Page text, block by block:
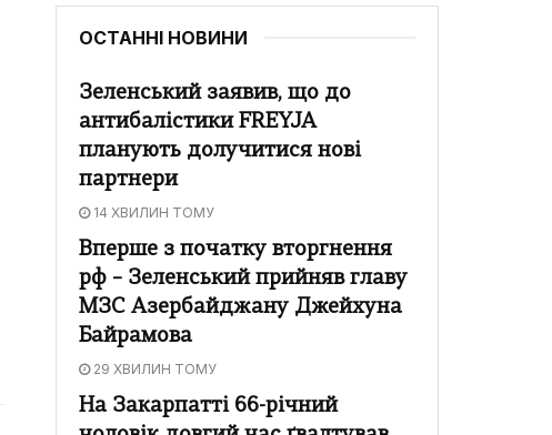
ОСТАННІ НОВИНИ
Зеленський заявив, що до
антибалістики FREYJA
планують долучитися нові
партнери
14 ХВИЛИН ТОМУ
Вперше з початку вторгнення
рф – Зеленський прийняв главу
МЗС Азербайджану Джейхуна
Байрамова
29 ХВИЛИН ТОМУ
На Закарпатті 66-річний